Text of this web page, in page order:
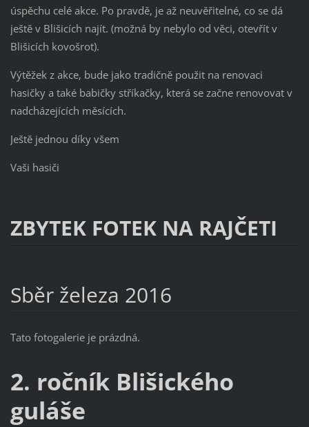
úspěchu celé akce. Po pravdě, je až neuvěřitelné, co se dá
ještě v Blišicích najít. (možná by nebylo od věci, otevřít v
Blišicích kovošrot).
Výtěžek z akce, bude jako tradičně použit na renovaci
hasičky a také babičky stříkačky, která se začne renovovat v
nadcházejících měsících.
Ještě jednou díky všem
Vaši hasiči
ZBYTEK FOTEK NA RAJČETI
Sběr železa 2016
Tato fotogalerie je prázdná.
2. ročník Blišického
guláše